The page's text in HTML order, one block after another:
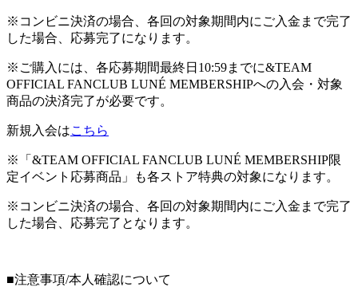
※コンビニ決済の場合、各回の対象期間内にご入金まで完了
した場合、応募完了になります。
※ご購入には、各応募期間最終日10:59までに&TEAM
OFFICIAL FANCLUB LUNÉ MEMBERSHIPへの入会・対象
商品の決済完了が必要です。
新規入会はこちら
※「&TEAM OFFICIAL FANCLUB LUNÉ MEMBERSHIP限
定イベント応募商品」も各ストア特典の対象になります。
※コンビニ決済の場合、各回の対象期間内にご入金まで完了
した場合、応募完了となります。
■注意事項/本人確認について